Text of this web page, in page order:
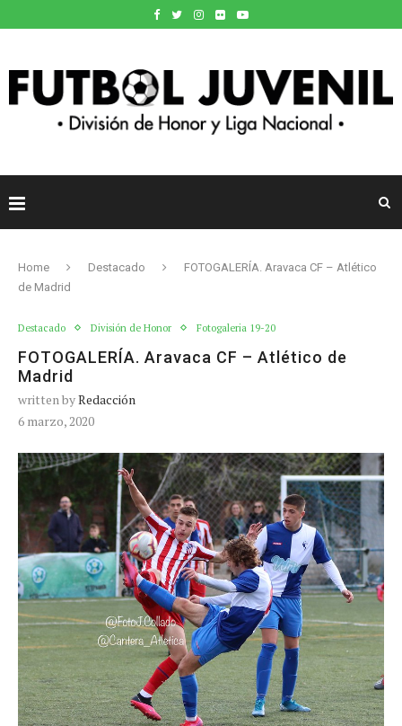
Home Destacado
FOTOGALERÍA. Aravaca CF – Atlético
de Madrid
Destacado División de Honor Fotogaleria 19-20
FOTOGALERÍA. Aravaca CF – Atlético de
Madrid
written byRedacción
6 marzo, 2020